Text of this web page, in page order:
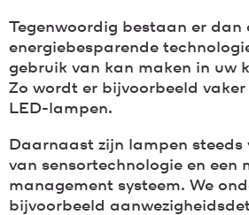
Tegenwoordig bestaan er dan
energiebesparende
gebruik van kan maken in uw
Zo wordt er bijvoorbeeld
LED-lampen.
Daarnaast zijn lampen steeds
van sensortechnologie en een
management systeem. We
bijvoorbeeld